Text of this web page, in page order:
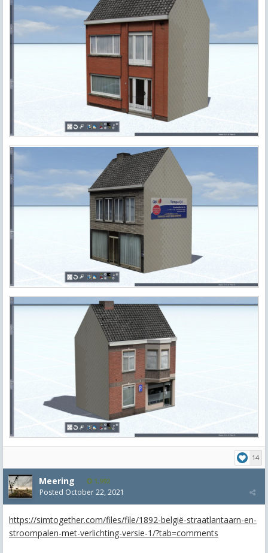
14
Meering 1,992
Posted October 22, 2021
https://simtogether.com/files/file/1892-belgië-straatlantaarn-en-
stroompalen-met-verlichting-versie-1/?tab=comments